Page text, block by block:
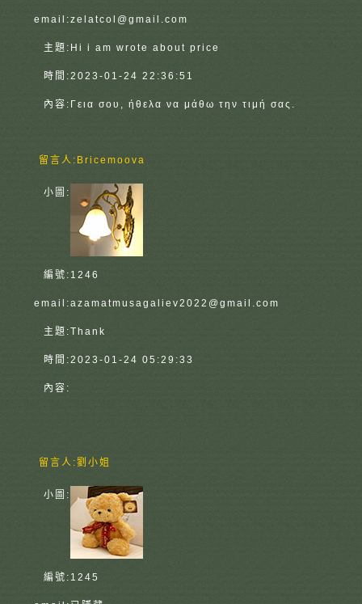
email:zelatcol@gmail.com
主題: Hi i am wrote about price
時間:2023-01-24 22:36:51
內容: Γεια σου, ήθελα να μάθω την τιμή σας.
留言人: Bricemoova
小圖:
編號: 1246
email:azamatmusagaliev2022@gmail.com
主題:Thank
時間:2023-01-24 05:29:33
內容:
留言人:劉小姐
小圖:
編號: 1245